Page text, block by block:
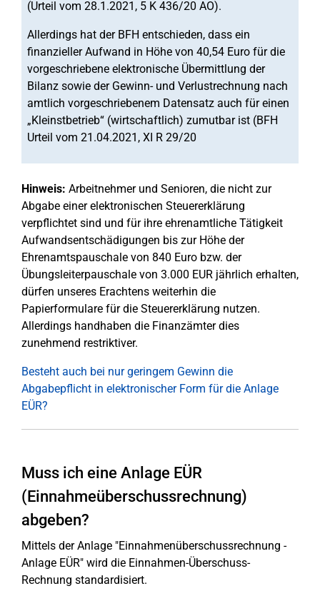
(Urteil vom 28.1.2021, 5 K 436/20 AO).
Allerdings hat der BFH entschieden, dass ein
finanzieller Aufwand in Höhe von 40,54 Euro für die
vorgeschriebene elektronische Übermittlung der
Bilanz sowie der Gewinn- und Verlustrechnung nach
amtlich vorgeschriebenem Datensatz auch für einen
„Kleinstbetrieb“ (wirtschaftlich) zumutbar ist (BFH
Urteil vom 21.04.2021, XI R 29/20
Hinweis: Arbeitnehmer und Senioren, die nicht zur
Abgabe einer elektronischen Steuererklärung
verpflichtet sind und für ihre ehrenamtliche Tätigkeit
Aufwandsentschädigungen bis zur Höhe der
Ehrenamtspauschale von 840 Euro bzw. der
Übungsleiterpauschale von 3.000 EUR jährlich erhalten,
dürfen unseres Erachtens weiterhin die
Papierformulare für die Steuererklärung nutzen.
Allerdings handhaben die Finanzämter dies
zunehmend restriktiver.
Besteht auch bei nur geringem Gewinn die
Abgabepflicht in elektronischer Form für die Anlage
EÜR?
Muss ich eine Anlage EÜR
(Einnahmeüberschussrechnung)
abgeben?
Mittels der Anlage "Einnahmenüberschussrechnung -
Anlage EÜR" wird die Einnahmen-Überschuss-
Rechnung standardisiert.